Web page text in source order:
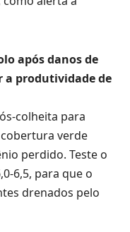
após danos de
a produtividade de
colheita para
verde
perdido. Teste o
6,5, para que o
drenados pelo